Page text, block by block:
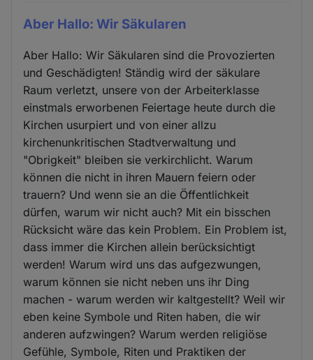
Aber Hallo: Wir Säkularen
Aber Hallo: Wir Säkularen sind die Provozierten
und Geschädigten! Ständig wird der säkulare
Raum verletzt, unsere von der Arbeiterklasse
einstmals erworbenen Feiertage heute durch die
Kirchen usurpiert und von einer allzu
kirchenunkritischen Stadtverwaltung und
"Obrigkeit" bleiben sie verkirchlicht. Warum
können die nicht in ihren Mauern feiern oder
trauern? Und wenn sie an die Öffentlichkeit
dürfen, warum wir nicht auch? Mit ein bisschen
Rücksicht wäre das kein Problem. Ein Problem ist,
dass immer die Kirchen allein berücksichtigt
werden! Warum wird uns das aufgezwungen,
warum können sie nicht neben uns ihr Ding
machen - warum werden wir kaltgestellt? Weil wir
eben keine Symbole und Riten haben, die wir
anderen aufzwingen? Warum werden religiöse
Gefühle, Symbole, Riten und Praktiken der